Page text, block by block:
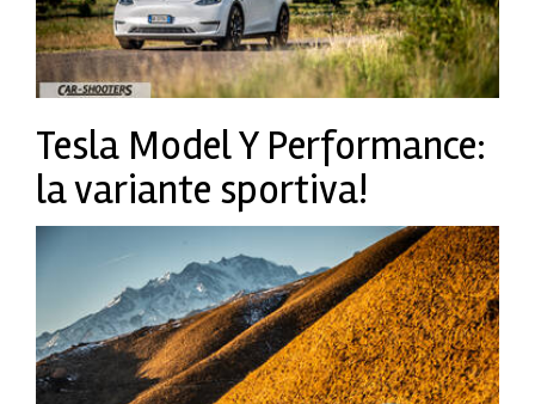
Tesla Model Y Performance:
la variante sportiva!